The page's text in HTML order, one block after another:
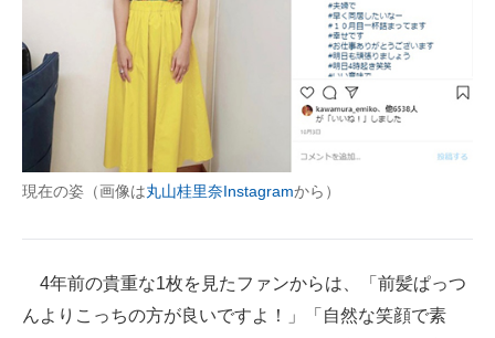
現在の姿（画像は丸山桂里奈Instagramから）
4年前の貴重な1枚を見たファンからは、「前髪ぱっつ
んよりこっちの方が良いですよ！」「自然な笑顔で素